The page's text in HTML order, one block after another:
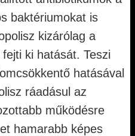
baktériumokat is
kizárólag a
ki hatását. Teszi
hatásával
ráadásul az
működésre
hamarabb képes